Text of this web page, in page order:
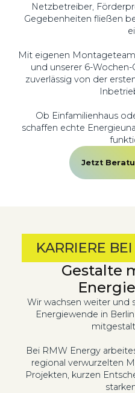
Netzbetreiber,
Gegebenheiten fließen
Mit eigenen
und unserer 6-Wochen-
zuverlässig von der
Ob Einfamilienhaus
schaffen echte
Jetzt
KARRIERE
Gestalte
Wir wachsen weiter und
Energiewende in
Bei RMW Energy
regional verwurzelten
Projekten, kurzen